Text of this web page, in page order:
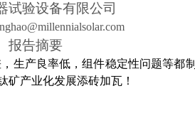
试验设备有限公司
报告摘要
生产良率低，组件稳定性问题等都
矿产业化发展添砖加瓦！